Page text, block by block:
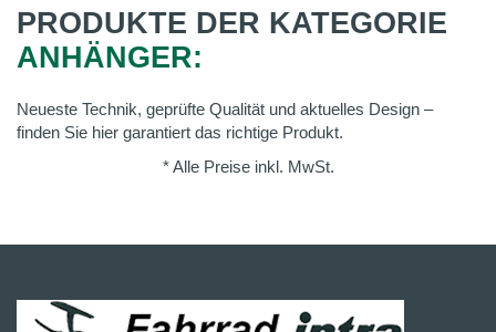
PRODUKTE DER KATEGORIE
ANHÄNGER:
Neueste Technik, geprüfte Qualität und aktuelles Design –
finden Sie hier garantiert das richtige Produkt.
* Alle Preise inkl. MwSt.